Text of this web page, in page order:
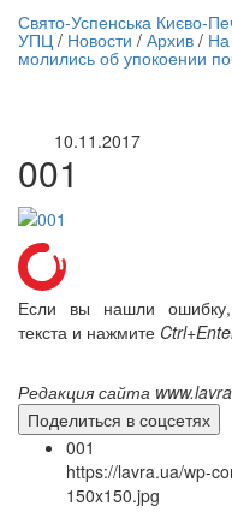
трансляция | 12
Свято-Успенська Києво-
УПЦ / Новости / Архив /
молились об упокоении
10.11.2017
001
Если вы нашли ошибку,
текста и нажмите
Редакция сайта
Поделиться в соцсетях
001
https://lavra.ua/wp-
150x150.jpg